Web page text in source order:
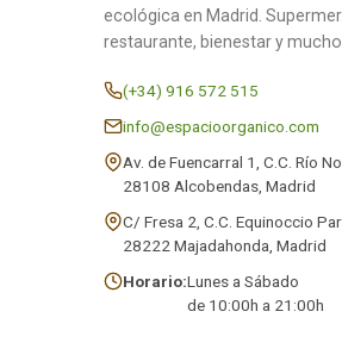
ecológica en Madrid.
restaurante, bienestar y mucho
(+34) 916 572 515
info@espacioorganico.com
Av. de Fuencarral 1, C.C. Río
28108 Alcobendas, Madrid
C/ Fresa 2, C.C. Equinoccio
28222 Majadahonda, Madrid
Horario:Lunes a Sábado
de 10:00h a 21:00h